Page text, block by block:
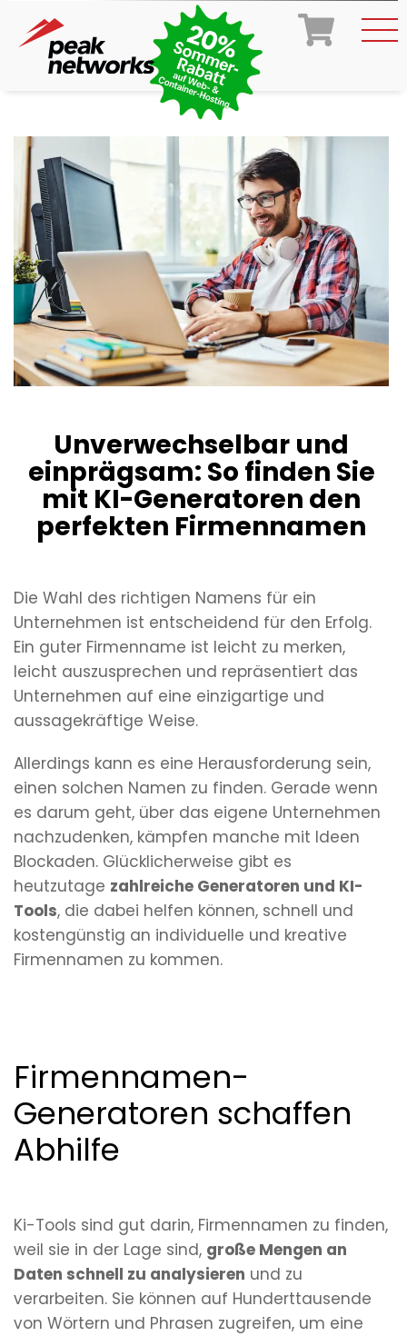
Unverwechselbar und
einprägsam: So finden Sie
mit KI-Generatoren den
perfekten Firmennamen
Die Wahl des richtigen Namens für ein
Unternehmen ist entscheidend für den Erfolg.
Ein guter Firmenname ist leicht zu merken,
leicht auszusprechen und repräsentiert das
Unternehmen auf eine einzigartige und
aussagekräftige Weise.
Allerdings kann es eine Herausforderung sein,
einen solchen Namen zu finden. Gerade wenn
es darum geht, über das eigene Unternehmen
nachzudenken, kämpfen manche mit Ideen
Blockaden. Glücklicherweise gibt es
heutzutage zahlreiche Generatoren und KI-
Tools, die dabei helfen können, schnell und
kostengünstig an individuelle und kreative
Firmennamen zu kommen.
Firmennamen-
Generatoren schaffen
Abhilfe
Ki-Tools sind gut darin, Firmennamen zu finden,
weil sie in der Lage sind, große Mengen an
Daten schnell zu analysieren und zu
verarbeiten. Sie können auf Hunderttausende
von Wörtern und Phrasen zugreifen, um eine